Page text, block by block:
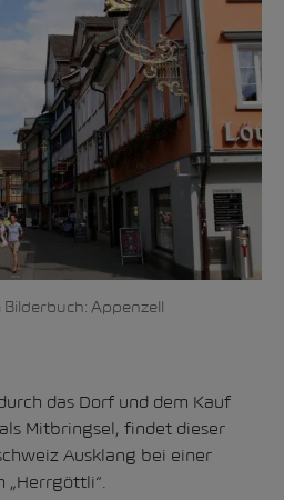
Bilderbuch: Appenzell
das Dorf und dem Kauf
Mitbringsel, findet dieser
Ausklang bei einer
„Herrgöttli“.